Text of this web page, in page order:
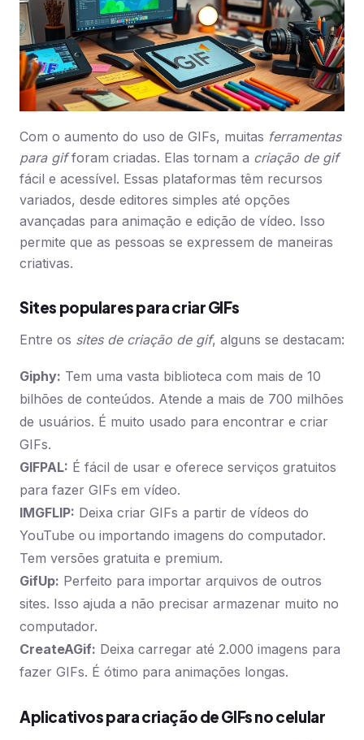
Com o aumento do uso de GIFs, muitas ferramentas
para gifforam criadas. Elas tornam a criação de gif
fácil e acessível. Essas plataformas têm recursos
variados, desde editores simples até opções
avançadas para animação e edição de vídeo. Isso
permite que as pessoas se expressem de maneiras
criativas.
Sites populares para criar GIFs
Entre os sites de criação de gif, alguns se destacam:
Giphy: Tem uma vasta biblioteca com mais de 10
bilhões de conteúdos. Atende a mais de 700 milhões
de usuários. É muito usado para encontrar e criar
GIFs.
GIFPAL: É fácil de usar e oferece serviços gratuitos
para fazer GIFs em vídeo.
IMGFLIP: Deixa criar GIFs a partir de vídeos do
YouTube ou importando imagens do computador.
Tem versões gratuita e premium.
GifUp: Perfeito para importar arquivos de outros
sites. Isso ajuda a não precisar armazenar muito no
computador.
CreateAGif: Deixa carregar até 2.000 imagens para
fazer GIFs. É ótimo para animações longas.
Aplicativos para criação de GIFs no celular